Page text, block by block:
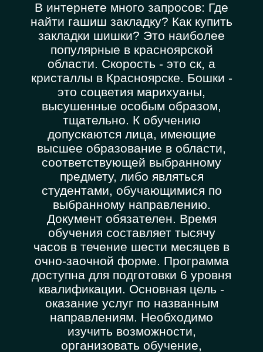
В интернете много запросов: Где
найти гашиш закладку? Как купить
закладки шишки? Это наиболее
популярные в красноярской
области. Скорость - это ск, а
кристаллы в Красноярске. Бошки -
это соцветия марихуаны,
высушенные особым образом,
тщательно. К обучению
допускаются лица, имеющие
высшее образование в области,
соответствующей выбранному
предмету, либо являться
студентами, обучающимися по
выбранному направлению.
Документ обязателен. Время
обучения составляет тысячу
часов в течение шести месяцев в
очно-заочной форме. Программа
доступна для подготовки 6 уровня
квалификации. Основная цель -
оказание услуг по названным
направлениям. Необходимо
изучить возможности,
организовать обучение,